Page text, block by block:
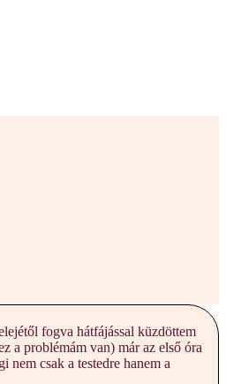
fogva hátfájással küzdöttem
a problémám van) már az első óra
nem csak a testedre hanem a